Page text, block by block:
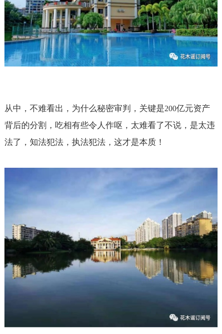
从中，不难看出，为什么秘密审判，关键是200亿元资产
背后的分割，吃相有些令人作呕，太难看了不说，是太违
法了，知法犯法，执法犯法，这才是本质！